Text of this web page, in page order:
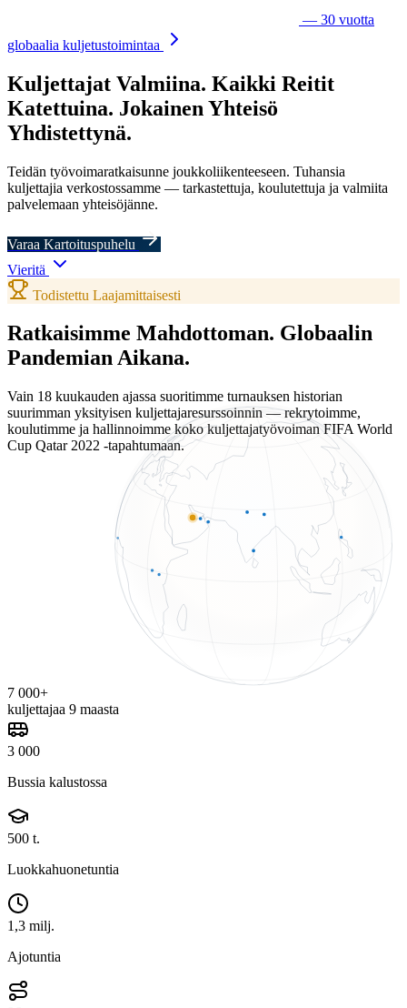
— 30 vuotta
globaalia kuljetustoimintaa
Kuljettajat Valmiina. Kaikki Reitit
Katettuina. Jokainen Yhteisö
Yhdistettynä.
Teidän työvoimaratkaisunne joukkoliikenteeseen. Tuhansia
kuljettajia verkostossamme — tarkastettuja, koulutettuja ja valmiita
palvelemaan yhteisöjänne.
Varaa Kartoituspuhelu
Vieritä
Todistettu Laajamittaisesti
Ratkaisimme Mahdottoman. Globaalin
Pandemian Aikana.
Vain 18 kuukauden ajassa suoritimme turnauksen historian
suurimman yksityisen kuljettajaresurssoinnin — rekrytoimme,
koulutimme ja hallinnoimme koko kuljettajatyövoiman FIFA World
Cup Qatar 2022 -tapahtumaan.
7 000+
kuljettajaa 9 maasta
3 000
Bussia kalustossa
500 t.
Luokkahuonetuntia
1,3 milj.
Ajotuntia